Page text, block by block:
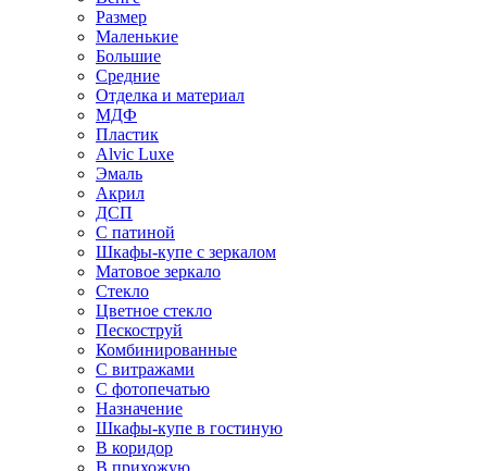
Размер
Маленькие
Большие
Средние
Отделка и материал
МДФ
Пластик
Alvic Luxe
Эмаль
Акрил
ДСП
С патиной
Шкафы-купе с зеркалом
Матовое зеркало
Стекло
Цветное стекло
Пескоструй
Комбинированные
С витражами
С фотопечатью
Назначение
Шкафы-купе в гостиную
В коридор
В прихожую